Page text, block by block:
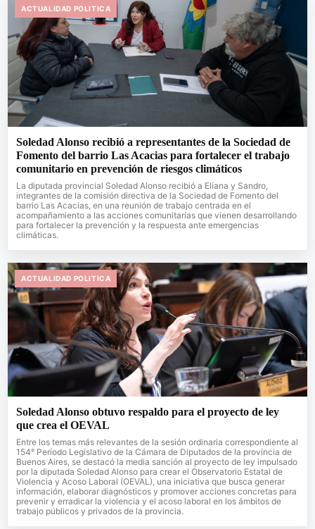
ACTUALIDAD POLITICA
Soledad Alonso recibió a representantes de la Sociedad de
Fomento del barrio Las Acacias para fortalecer el trabajo
comunitario en prevención de riesgos climáticos
La diputada provincial Soledad Alonso recibió a Eliana y Sandro,
integrantes de la comisión directiva de la Sociedad de Fomento del
barrio Las Acacias, en una reunión de trabajo centrada en el
acompañamiento a las acciones comunitarias que vienen desarrollando
para fortalecer la prevención y la respuesta ante emergencias
climáticas.
ACTUALIDAD POLITICA
Soledad Alonso obtuvo respaldo para el proyecto de ley
que crea el OEVAL
Entre los temas más relevantes de la sesión ordinaria correspondiente al
154° Período Legislativo de la Cámara de Diputados de la provincia de
Buenos Aires, se destacó la media sanción al proyecto de ley impulsado
por la diputada Soledad Alonso para crear el Observatorio Estatal de
Violencia y Acoso Laboral (OEVAL), una iniciativa que busca generar
información, elaborar diagnósticos y promover acciones concretas para
prevenir y erradicar la violencia y el acoso laboral en los ámbitos de
trabajo públicos y privados de la provincia.